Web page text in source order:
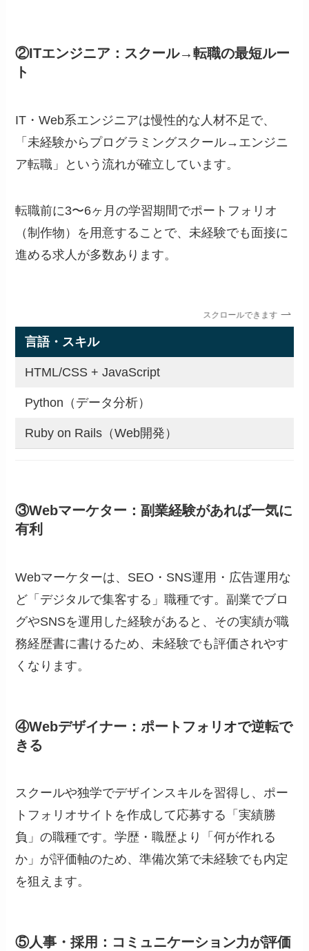
②ITエンジニア：スクール→転職の最短ルー
ト
IT・Web系エンジニアは慢性的な人材不足で、
「未経験からプログラミングスクール→エンジニ
ア転職」という流れが確立しています。
転職前に3〜6ヶ月の学習期間でポートフォリオ
（制作物）を用意することで、未経験でも面接に
進める求人が多数あります。
スクロールできます
言語・スキル
HTML/CSS + JavaScript
Python（データ分析）
Ruby on Rails（Web開発）
③Webマーケター：副業経験があれば一気に
有利
Webマーケターは、SEO・SNS運用・広告運用な
ど「デジタルで集客する」職種です。副業でブロ
グやSNSを運用した経験があると、その実績が職
務経歴書に書けるため、未経験でも評価されやす
くなります。
④Webデザイナー：ポートフォリオで逆転で
きる
スクールや独学でデザインスキルを習得し、ポー
トフォリオサイトを作成して応募する「実績勝
負」の職種です。学歴・職歴より「何が作れる
か」が評価軸のため、準備次第で未経験でも内定
を狙えます。
⑤人事・採用：コミュニケーション力が評価